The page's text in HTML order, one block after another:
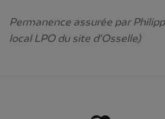
Permanence assurée par
local LPO du site d'Osselle)